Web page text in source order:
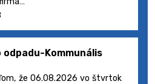
Kommunális
že 06.08.2026 vo štvrtok